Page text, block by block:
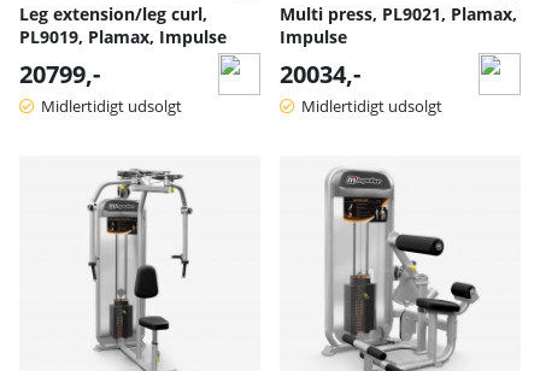
Leg extension/leg curl,
PL9019, Plamax, Impulse
20799,-
Midlertidigt udsolgt
Multi press, PL9021, Plamax,
Impulse
20034,-
Midlertidigt udsolgt